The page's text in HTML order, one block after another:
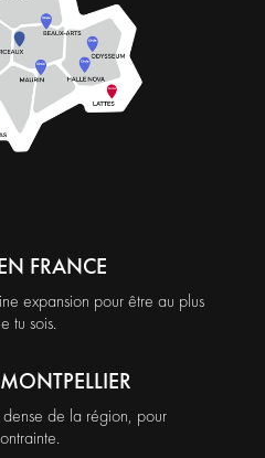
FRANCE
expansion pour être au plus
tu sois.
dense de la région, pour